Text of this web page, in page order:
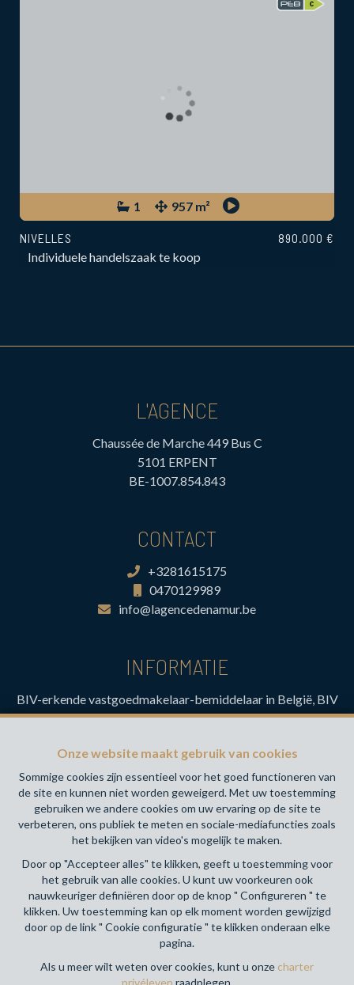
1 957 m²
NIVELLES
Individuele handelszaak te koop
890.000 €
Onze website maakt gebruik van cookies
Sommige cookies zijn essentieel voor het goed functioneren van
de site en kunnen niet worden geweigerd. Met uw toestemming
gebruiken we andere cookies om uw ervaring op de site te
verbeteren, ons publiek te meten en sociale-mediafuncties zoals
het bekijken van video's mogelijk te maken.
Door op "Accepteer alles" te klikken, geeft u toestemming voor
het gebruik van alle cookies. U kunt uw voorkeuren ook
nauwkeuriger definiëren door op de knop " Configureren " te
klikken. Uw toestemming kan op elk moment worden gewijzigd
door op de link " Cookie configuratie " te klikken onderaan elke
pagina.
Als u meer wilt weten over cookies, kunt u onze charter
privéleven raadplegen.
L'AGENCE
Chaussée de Marche 449 Bus C
5101 ERPENT
BE-1007.854.843
CONTACT
+3281615175
0470129989
info@lagencedenamur.be
INFORMATIE
BIV-erkende vastgoedmakelaar-bemiddelaar in België, BIV
N° 517.112- Toezichthoudende Autoriteit : Beroepinstituut
Brussel (+32 2 505 38 50 - info@biv.be) -www.biv.be
Deontologische code
BA en borgstelling via NV AXA Belgium, Troonplein 1, 1000
Brussel (polisnr. 730.390.160) Dekking geldt voor
activiteiten die in België worden uitgevoerd
Algemene gebruiksvoorwaarden van de website
Charter privéleven
Cookie configuratie